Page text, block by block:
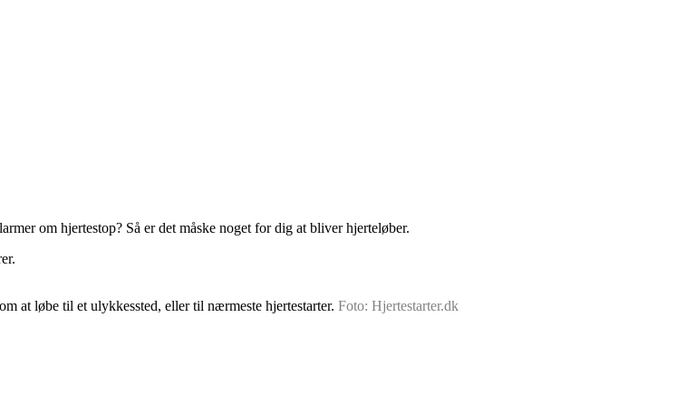
om hjertestop? Så er det måske noget for dig at bliver hjerteløber.
at løbe til et ulykkessted, eller til nærmeste hjertestarter. Foto: Hjertestarter.dk